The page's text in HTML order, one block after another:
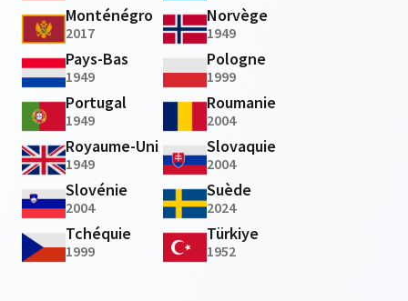
Monténégro
2017
Norvège
1949
Pays-Bas
1949
Pologne
1999
Portugal
1949
Roumanie
2004
Royaume-Uni
1949
Slovaquie
2004
Slovénie
2004
Suède
2024
Tchéquie
1999
Türkiye
1952